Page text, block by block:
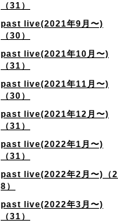
（31）
past live(2021年9月〜)
（30）
past live(2021年10月〜)
（31）
past live(2021年11月〜)
（30）
past live(2021年12月〜)
（31）
past live(2022年1月〜)
（31）
past live(2022年2月〜)（2
8）
past live(2022年3月〜)
（31）